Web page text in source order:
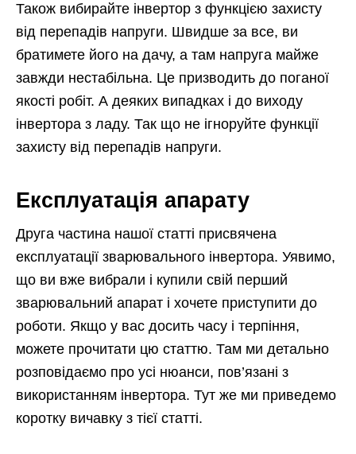
Також вибирайте інвертор з функцією захисту
від перепадів напруги. Швидше за все, ви
братимете його на дачу, а там напруга майже
завжди нестабільна. Це призводить до поганої
якості робіт. А деяких випадках і до виходу
інвертора з ладу. Так що не ігноруйте функції
захисту від перепадів напруги.
Експлуатація апарату
Друга частина нашої статті присвячена
експлуатації зварювального інвертора. Уявимо,
що ви вже вибрали і купили свій перший
зварювальний апарат і хочете приступити до
роботи. Якщо у вас досить часу і терпіння,
можете прочитати цю статтю. Там ми детально
розповідаємо про усі нюанси, пов’язані з
використанням інвертора. Тут же ми приведемо
коротку вичавку з тієї статті.